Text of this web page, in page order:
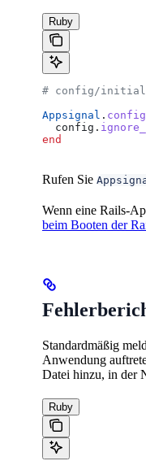
Ruby
# config/
Appsignal .
  config.
end
Rufen Sie
Wenn eine Rails-
beim Booten der
Standardmäßig
Anwendung
Datei hinzu, in der
Ruby